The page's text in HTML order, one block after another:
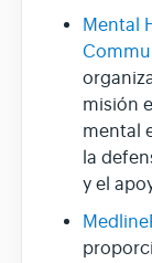
Mental
misión
mental
la
y el